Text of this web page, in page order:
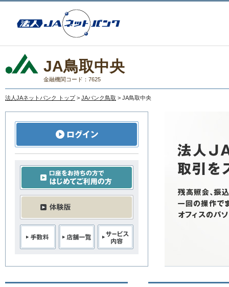
JA鳥取中央
金融機関コード：7625
法人JAネットバンク トップ > JAバンク鳥取 > JA鳥取中央